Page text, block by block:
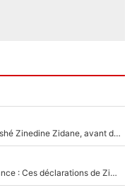
«Ça pue du c*l» : Quand Yannick Noah a clashé Zinedine Zidane, avant de se faire recadrer par le nouveau sélectionneur de l'équipe de France !
Michael Olise va se régaler en équipe de France : Ces déclarations de Zinedine Zidane qui prouvent qu'il va tout miser sur la star du Bayern Munich !